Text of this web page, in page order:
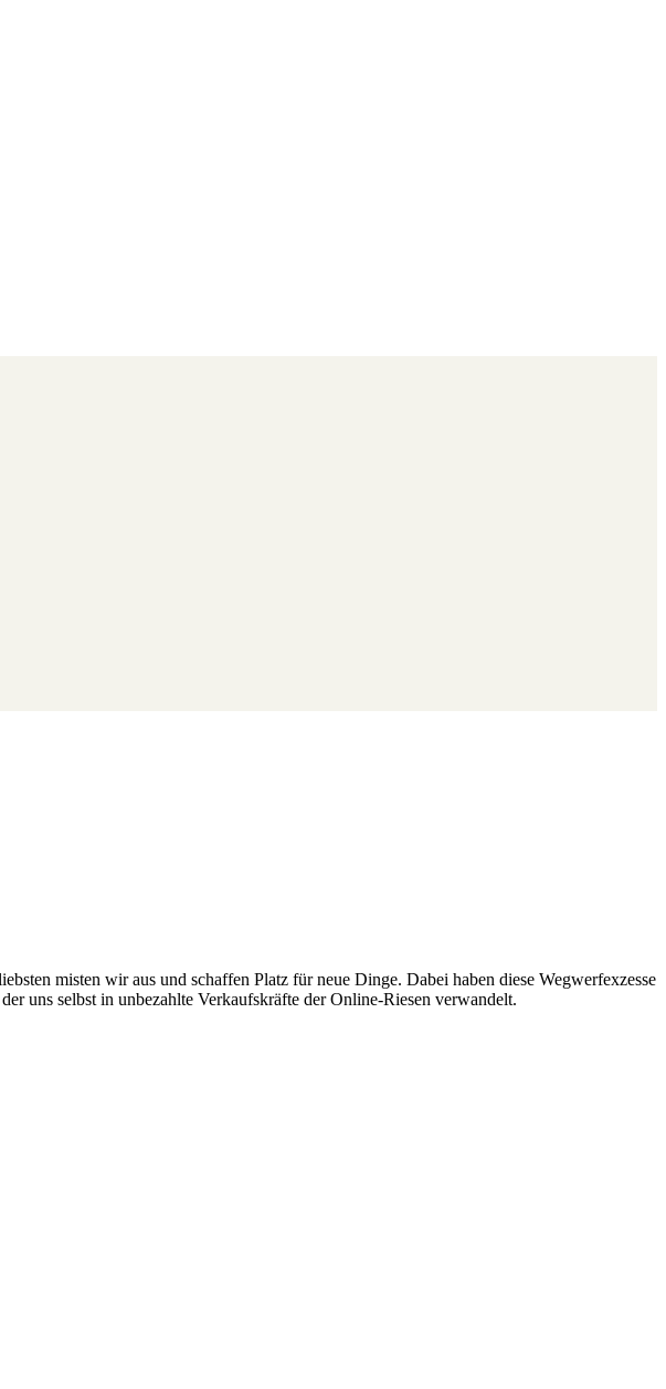
misten wir aus und schaffen Platz für neue Dinge. Dabei haben diese Wegwerfexzesse
uns selbst in unbezahlte Verkaufskräfte der Online-Riesen verwandelt.